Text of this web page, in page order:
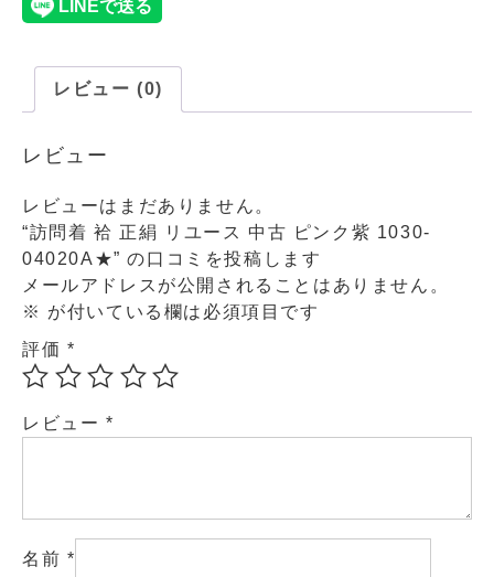
レビュー (0)
レビュー
レビューはまだありません。
“訪問着 袷 正絹 リユース 中古 ピンク紫 1030-
04020A★” の口コミを投稿します
メールアドレスが公開されることはありません。
※ が付いている欄は必須項目です
評価 *
レビュー *
名前 *